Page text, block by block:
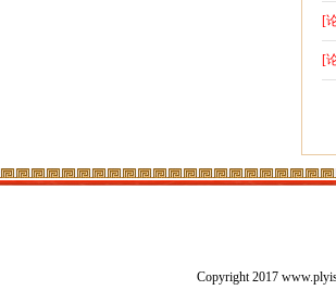
[
[
Copyright 2017